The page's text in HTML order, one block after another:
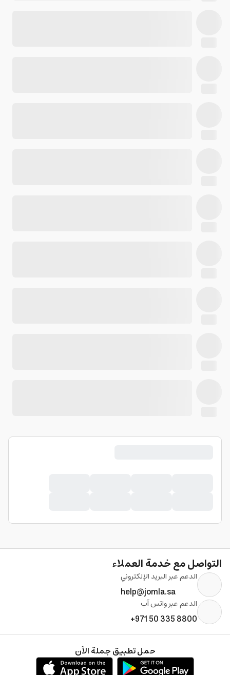
التواصل مع خدمة العملاء
الدعم عبر البريد الإلكتروني
help@jomla.sa
الدعم عبر واتس آب
+971 50 335 8800
حمل تطبيق جملة الآن